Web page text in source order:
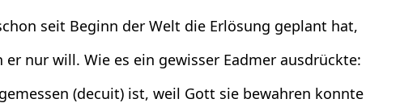
seit Beginn der Welt die Erlösung geplant hat,
nur will. Wie es ein gewisser Eadmer ausdrückte:
(decuit) ist, weil Gott sie bewahren konnte